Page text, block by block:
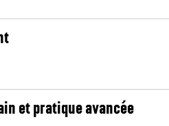
et pratique avancée